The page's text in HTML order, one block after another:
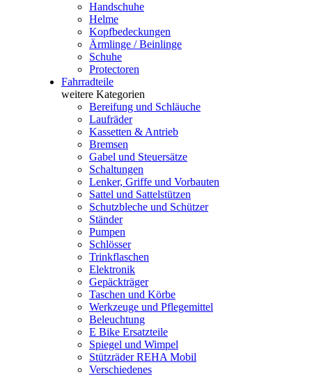
Handschuhe
Helme
Kopfbedeckungen
Ärmlinge / Beinlinge
Schuhe
Protectoren
Fahrradteile
weitere Kategorien
Bereifung und Schläuche
Laufräder
Kassetten & Antrieb
Bremsen
Gabel und Steuersätze
Schaltungen
Lenker, Griffe und Vorbauten
Sattel und Sattelstützen
Schutzbleche und Schützer
Ständer
Pumpen
Schlösser
Trinkflaschen
Elektronik
Gepäckträger
Taschen und Körbe
Werkzeuge und Pflegemittel
Beleuchtung
E Bike Ersatzteile
Spiegel und Wimpel
Stützräder REHA Mobil
Verschiedenes